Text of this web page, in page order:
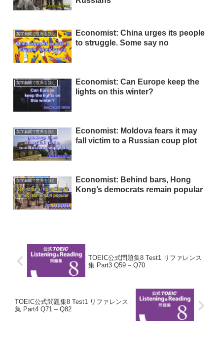
英字新聞で世界を読む
Economist: China urges its people
to struggle. Some say no
英字新聞で世界を読む
Economist: Can Europe keep the
lights on this winter?
英字新聞で世界を読む
Economist: Moldova fears it may
fall victim to a Russian coup plot
英字新聞で世界を読む
Economist: Behind bars, Hong
Kong’s democrats remain popular
TOEIC公式問題集8 Test1 リファレンス
集 Part3 Q59 – Q70
TOEIC公式問題集8 Test1 リファレンス
集 Part4 Q71 – Q82